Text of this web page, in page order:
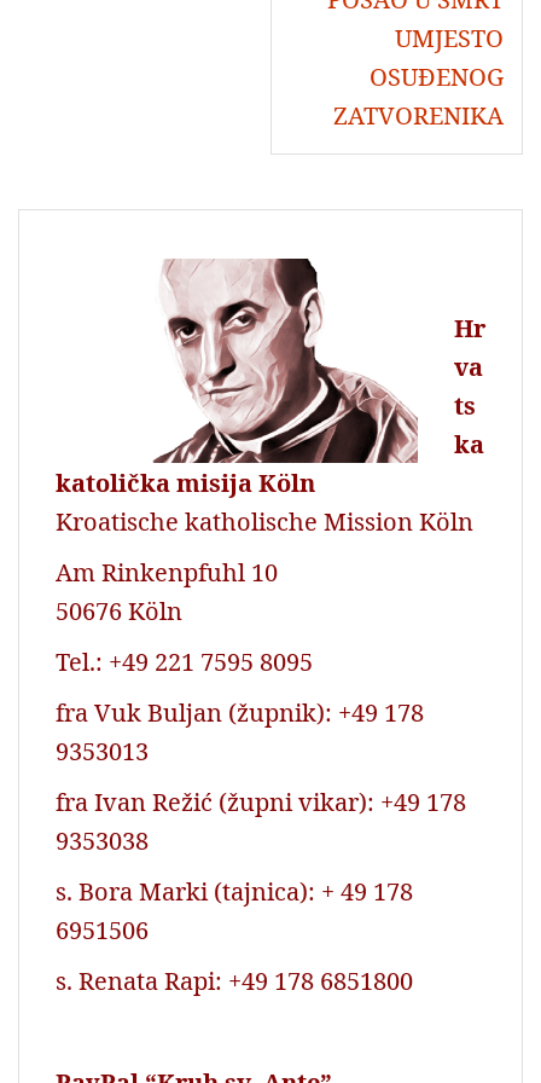
UMJESTO
OSUĐENOG
ZATVORENIKA
Hr
va
ts
ka
katolička misija Köln
Kroatische katholische Mission Köln
Am Rinkenpfuhl 10
50676 Köln
Tel.: +49 221 7595 8095
fra Vuk Buljan (župnik): +49 178
9353013
fra Ivan Režić (župni vikar): +49 178
9353038
s. Bora Marki (tajnica): + 49 178
6951506
s. Renata Rapi: +49 178 6851800